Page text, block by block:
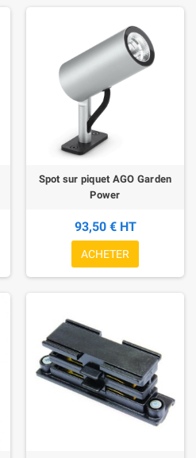
Spot sur piquet AGO Garden
Power
93,50 € HT
ACHETER